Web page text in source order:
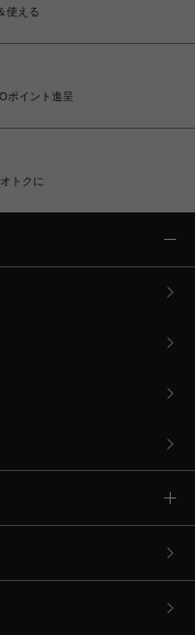
使える
ポイント進呈
トクに